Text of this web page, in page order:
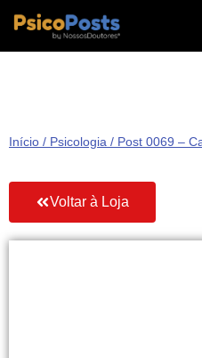
Pular
Início / Psicologia / Post 0069 –
Voltar à Loja